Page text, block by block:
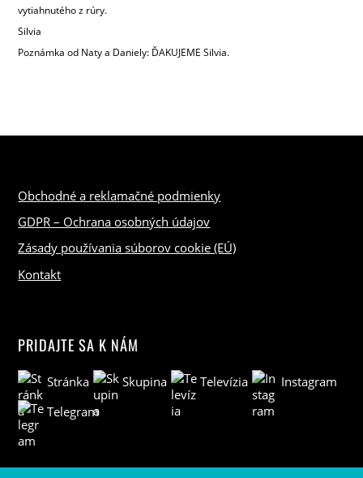
vytiahnutého z rúry.
Silvia
Poznámka od Naty a Daniely: ĎAKUJEME Silvia.
Obchodné a reklamačné podmienky
GDPR – Ochrana osobných údajov
Zásady používania súborov cookie (EÚ)
Kontakt
PRIDAJTE SA K NÁM
Stránka Skupina Televízia
Instagram
Telegram